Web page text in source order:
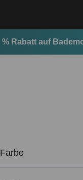
auf Bademode
Farbe